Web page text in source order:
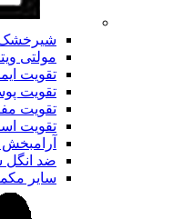
مولتی
تقویت
تقویت
تقویت
تقویت
ضد
سایر